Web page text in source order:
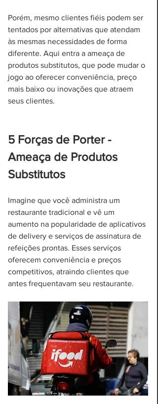
Porém, mesmo clientes fiéis podem ser
tentados por alternativas que atendam
às mesmas necessidades de forma
diferente. Aqui entra a ameaça de
produtos substitutos, que pode mudar o
jogo ao oferecer conveniência, preço
mais baixo ou inovações que atraem
seus clientes.
5 Forças de Porter -
Ameaça de Produtos
Substitutos
Imagine que você administra um
restaurante tradicional e vê um
aumento na popularidade de aplicativos
de delivery e serviços de assinatura de
refeições prontas. Esses serviços
oferecem conveniência e preços
competitivos, atraindo clientes que
antes frequentavam seu restaurante.